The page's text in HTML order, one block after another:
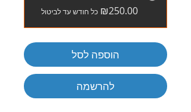
₪250.00 כל חודש עד לביטול
הוספה לסל
להרשמה